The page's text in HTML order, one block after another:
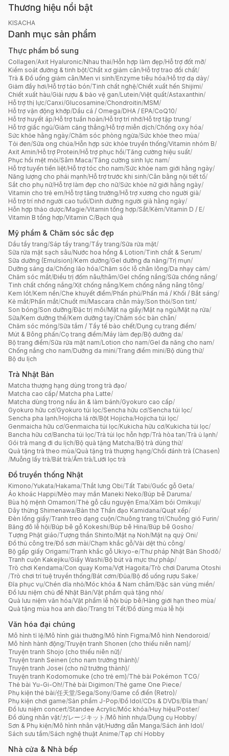
Thương hiệu nổi bật
KISACHA
Danh mục sản phẩm
Thực phẩm bổ sung
Collagen/Axit Hyaluronic/Nhau thai/Hỗn hợp làm đẹp/Hỗ trợ đốt mỡ/
Kiểm soát đường & tinh bột/Chất xơ giảm cân/Hỗ trợ trao đổi chất/
Trà & Đồ uống giảm cân/Men vi sinh/Enzyme tiêu hóa/Hỗ trợ dạ dày/
Giảm đầy hơi/Hỗ trợ táo bón/Tinh chất nghệ/Chiết xuất hến Shijimi/
Chiết xuất hàu/Giải rượu & bảo vệ gan/Lutein/Việt quất/Astaxanthin/
Hỗ trợ thị lực/Canxi/Glucosamine/Chondroitin/MSM/
Hỗ trợ vận động khớp/Dầu cá / Omega/DHA / EPA/CoQ10/
Hỗ trợ huyết áp/Hỗ trợ tuần hoàn/Hỗ trợ trí nhớ/Hỗ trợ tập trung/
Hỗ trợ giấc ngủ/Giảm căng thẳng/Hỗ trợ miễn dịch/Chống oxy hóa/
Sức khỏe hằng ngày/Chăm sóc phòng ngừa/Sức khỏe theo mùa/
Tỏi đen/Sữa ong chúa/Hỗn hợp sức khỏe truyền thống/Vitamin nhóm B/
Axit Amin/Hỗ trợ Protein/Hỗ trợ phục hồi/Tăng cường hiệu suất/
Phục hồi mệt mỏi/Sâm Maca/Tăng cường sinh lực nam/
Hỗ trợ tuyến tiền liệt/Hỗ trợ tóc cho nam/Sức khỏe nam giới hằng ngày/
Năng lượng cho phái mạnh/Hỗ trợ trước khi sinh/Cân bằng nội tiết tố/
Sắt cho phụ nữ/Hỗ trợ làm đẹp cho nữ/Sức khỏe nữ giới hằng ngày/
Vitamin cho trẻ em/Hỗ trợ tăng trưởng/Hỗ trợ xương cho người già/
Hỗ trợ trí nhớ người cao tuổi/Dinh dưỡng người già hằng ngày/
Hỗn hợp thảo dược/Magie/Vitamin tổng hợp/Sắt/Kẽm/Vitamin D / E/
Vitamin B tổng hợp/Vitamin C/Bạch quả
Mỹ phẩm & Chăm sóc sắc đẹp
Dầu tẩy trang/Sáp tẩy trang/Tẩy trang/Sữa rửa mặt/
Sữa rửa mặt sạch sâu/Nước hoa hồng & Lotion/Tinh chất & Serum/
Sữa dưỡng (Emulsion)/Kem dưỡng/Gel dưỡng đa năng/Trị mụn/
Dưỡng sáng da/Chống lão hóa/Chăm sóc lỗ chân lông/Da nhạy cảm/
Chăm sóc mắt/Điều trị đốm nâu/thâm/Gel chống nắng/Sữa chống nắng/
Tinh chất chống nắng/Xịt chống nắng/Kem chống nắng nâng tông/
Kem lót/Kem nền/Che khuyết điểm/Phấn phủ/Phấn má / Khối / Bắt sáng/
Kẻ mắt/Phấn mắt/Chuốt mi/Mascara chân mày/Son thỏi/Son tint/
Son bóng/Son dưỡng/Đặc trị môi/Mặt nạ giấy/Mặt nạ ngủ/Mặt nạ rửa/
Sữa/Kem dưỡng thể/Kem dưỡng tay/Chăm sóc bàn chân/
Chăm sóc móng/Sữa tắm / Tẩy tế bào chết/Dụng cụ trang điểm/
Mút & Bông phấn/Cọ trang điểm/Máy làm đẹp/Bộ dưỡng da/
Bộ trang điểm/Sữa rửa mặt nam/Lotion cho nam/Gel đa năng cho nam/
Chống nắng cho nam/Dưỡng da mini/Trang điểm mini/Bộ dùng thử/
Bộ du lịch
Trà Nhật Bản
Matcha thượng hạng dùng trong trà đạo/
Matcha cao cấp/ Matcha pha Latte/
Matcha dùng trong nấu ăn & làm bánh/Gyokuro cao cấp/
Gyokuro hữu cơ/Gyokuro túi lọc/Sencha hữu cơ/Sencha túi lọc/
Sencha pha lạnh/Hojicha lá rời/Bột Hojicha/Hojicha túi lọc/
Genmaicha hữu cơ/Genmaicha túi lọc/Kukicha hữu cơ/Kukicha túi lọc/
Bancha hữu cơ/Bancha túi lọc/Trà túi lọc hỗn hợp/Trà hòa tan/Trà ủ lạnh/
Gói trà mang đi du lịch/Bộ quà tặng Matcha/Bộ trà dùng thử/
Quà tặng trà theo mùa/Quà tặng trà thượng hạng/Chổi đánh trà (Chasen)
/Muỗng lấy trà/Bát trà/Ấm trà/Lưới lọc trà
Đồ truyền thống Nhật
Kimono/Yukata/Hakama/Thắt lưng Obi/Tất Tabi/Guốc gỗ Geta/
Áo khoác Happi/Mèo may mắn Maneki Neko/Búp bê Daruma/
Bùa hộ mệnh Omamori/Thẻ gỗ cầu nguyện Ema/Xăm bói Omikuji/
Dây thừng Shimenawa/Bàn thờ Thần đạo Kamidana/Quạt xếp/
Đèn lồng giấy/Tranh treo dạng cuộn/Chuông trang trí/Chuông gió Furin/
Băng đô lễ hội/Búp bê gỗ Kokeshi/Búp bê Hina/Búp bê Gosho/
Tượng Phật giáo/Tượng thần Shinto/Mặt nạ Noh/Mặt nạ quỷ Oni/
Đồ thủ công tre/Đồ sơn mài/Chạm khắc gỗ/Vải dệt thủ công/
Bộ gấp giấy Origami/Tranh khắc gỗ Ukiyo-e/Thư pháp Nhật Bản Shodō/
Tranh cuộn Kakejiku/Giấy Washi/Bộ bút và mực thư pháp/
Trò chơi Kendama/Con quay Koma/Vợt Hagoita/Trò chơi Daruma Otoshi
/Trò chơi trí tuệ truyền thống/Bát cơm/Đũa/Bộ đồ uống rượu Sake/
Đĩa phục vụ/Chén dĩa nhỏ/Móc khóa & Nam châm/Đặc sản vùng miền/
Đồ lưu niệm chủ đề Nhật Bản/Vật phẩm quà tặng nhỏ/
Quà lưu niệm văn hóa/Vật phẩm lễ hội búp bê/Hàng giới hạn theo mùa/
Quà tặng mùa hoa anh đào/Trang trí Tết/Đồ dùng mùa lễ hội
Văn hóa đại chúng
Mô hình tỉ lệ/Mô hình giải thưởng/Mô hình Figma/Mô hình Nendoroid/
Mô hình hành động/Truyện tranh Shonen (cho thiếu niên nam)/
Truyện tranh Shojo (cho thiếu niên nữ)/
Truyện tranh Seinen (cho nam trưởng thành)/
Truyện tranh Josei (cho nữ trưởng thành)/
Truyện tranh Kodomomuke (cho trẻ em)/Thẻ bài Pokémon TCG/
Thẻ bài Yu-Gi-Oh!/Thẻ bài Digimon/Thẻ game One Piece/
Phụ kiện thẻ bài/任天堂/Sega/Sony/Game cổ điển (Retro)/
Phụ kiện chơi game/Sản phẩm J-Pop/Đồ Idol/CDs & DVDs/Đĩa than/
Đồ lưu niệm concert/Standee Acrylic/Móc khóa/Huy hiệu/Poster/
Đồ dùng nhân vật/ガレージキット /Mô hình nhựa/Dụng cụ Hobby/
Sơn & Phụ kiện/Mô hình nhân vật/Hướng dẫn Manga/Sách ảnh Idol/
Sách sưu tầm/Sách nghệ thuật Anime/Tạp chí Hobby
Nhà cửa & Nhà bếp